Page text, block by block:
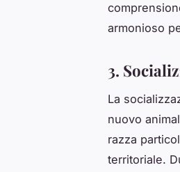
armonioso
3.
La
nuovo
razza
territoriale.